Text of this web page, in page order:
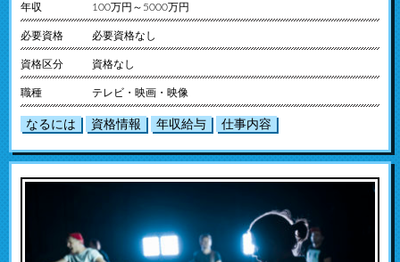
年収 100万円～5000万円
必要資格 必要資格なし
資格区分 資格なし
職種 テレビ・映画・映像
なるには 資格情報 年収給与 仕事内容